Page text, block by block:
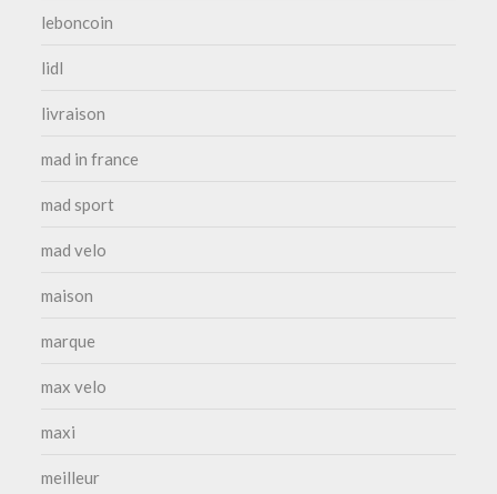
leboncoin
lidl
livraison
mad in france
mad sport
mad velo
maison
marque
max velo
maxi
meilleur